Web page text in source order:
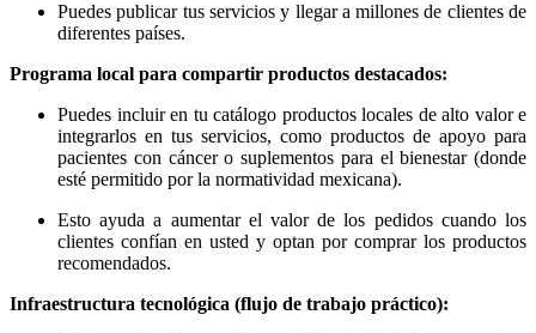
Puedes publicar tus servicios y llegar a millones de clientes de
diferentes países.
Programa local para compartir productos destacados:
Puedes incluir en tu catálogo productos locales de alto valor e
integrarlos en tus servicios, como productos de apoyo para
pacientes con cáncer o suplementos para el bienestar (donde
esté permitido por la normatividad mexicana).
Esto ayuda a aumentar el valor de los pedidos cuando los
clientes confían en usted y optan por comprar los productos
recomendados.
Infraestructura tecnológica (flujo de trabajo práctico):